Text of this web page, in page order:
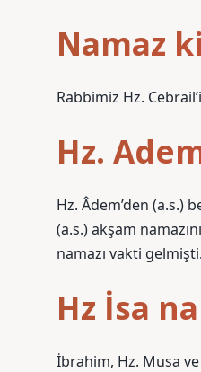
Namaz
Rabbimiz Hz.
Hz.
Hz. Âdem’den (a.s.)
(a.s.) akşam
namazı vakti
Hz İsa
İbrahim, Hz. Musa ve